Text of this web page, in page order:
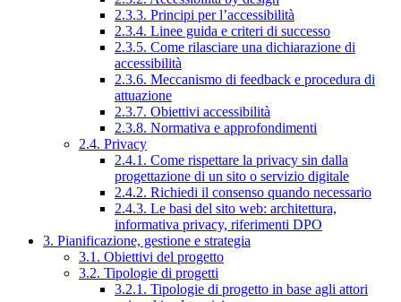
2.3.3. Principi per l’accessibilità
2.3.4. Linee guida e criteri di successo
2.3.5. Come rilasciare una dichiarazione di
accessibilità
2.3.6. Meccanismo di feedback e procedura di
attuazione
2.3.7. Obiettivi accessibilità
2.3.8. Normativa e approfondimenti
2.4. Privacy
2.4.1. Come rispettare la privacy sin dalla
progettazione di un sito o servizio digitale
2.4.2. Richiedi il consenso quando necessario
2.4.3. Le basi del sito web: architettura,
informativa privacy, riferimenti DPO
3. Pianificazione, gestione e strategia
3.1. Obiettivi del progetto
3.2. Tipologie di progetti
3.2.1. Tipologie di progetto in base agli attori